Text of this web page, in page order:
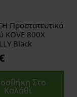
Προστατευτικά
KOVE 800X
Black
€
Στο
Καλάθι